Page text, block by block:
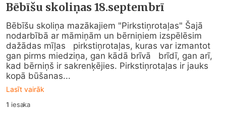
Bēbīšu skoliņas 18.septembrī
Bēbīšu skoliņa mazākajiem "Pirkstiņrotaļas" Šajā
nodarbībā ar māmiņām un bērniņiem izspēlēsim
dažādas mīļas   pirkstiņrotaļas, kuras var izmantot
gan pirms miedziņa, gan kādā brīvā   brīdī, gan arī,
kad bērniņš ir sakrenķējies. Pirkstiņrotaļas ir jauks
kopā būšanas...
Lasīt vairāk
1 iesaka